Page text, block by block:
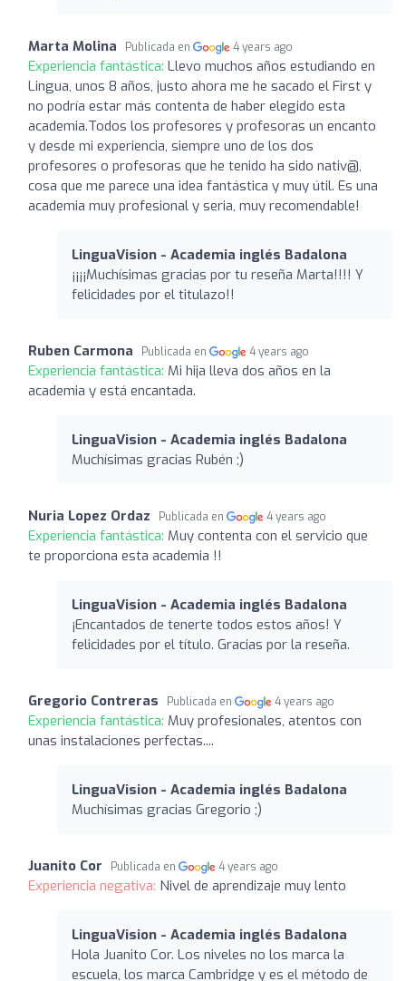
Marta Molina Publicada en 4 years ago
Experiencia fantástica: Llevo muchos años estudiando en
Lingua, unos 8 años, justo ahora me he sacado el First y
no podría estar más contenta de haber elegido esta
academia.Todos los profesores y profesoras un encanto
y desde mi experiencia, siempre uno de los dos
profesores o profesoras que he tenido ha sido nativ@,
cosa que me parece una idea fantástica y muy útil. Es una
academia muy profesional y seria, muy recomendable!
LinguaVision - Academia inglés Badalona
¡¡¡¡Muchísimas gracias por tu reseña Marta!!!! Y
felicidades por el titulazo!!
Ruben Carmona Publicada en 4 years ago
Experiencia fantástica: Mi hija lleva dos años en la
academia y está encantada.
LinguaVision - Academia inglés Badalona
Muchísimas gracias Rubén ;)
Nuria Lopez Ordaz Publicada en 4 years ago
Experiencia fantástica: Muy contenta con el servicio que
te proporciona esta academia !!
LinguaVision - Academia inglés Badalona
¡Encantados de tenerte todos estos años! Y
felicidades por el título. Gracias por la reseña.
Gregorio Contreras Publicada en 4 years ago
Experiencia fantástica: Muy profesionales, atentos con
unas instalaciones perfectas....
LinguaVision - Academia inglés Badalona
Muchísimas gracias Gregorio ;)
Juanito Cor Publicada en 4 years ago
Experiencia negativa: Nivel de aprendizaje muy lento
LinguaVision - Academia inglés Badalona
Hola Juanito Cor. Los niveles no los marca la
escuela, los marca Cambridge y es el método de